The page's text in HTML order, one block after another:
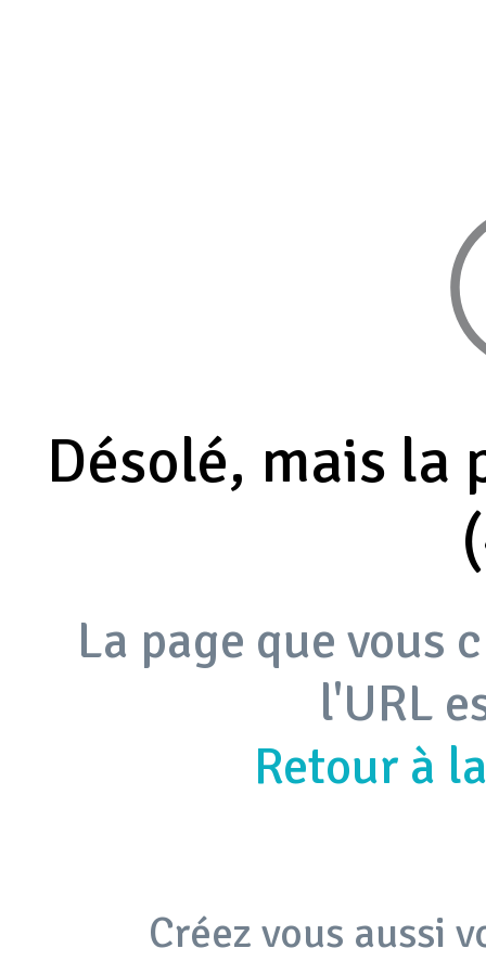
Désolé, mais la
La page que vous
l'URL
Retour à
Créez vous aussi